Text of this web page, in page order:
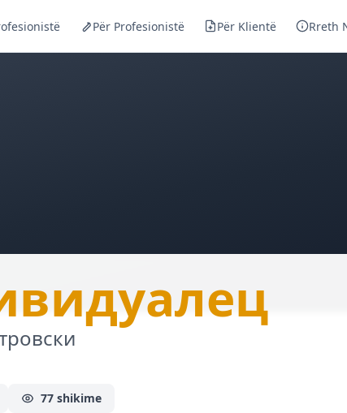
Për Profesionistë Për Klientë Rreth
—
77 shikime